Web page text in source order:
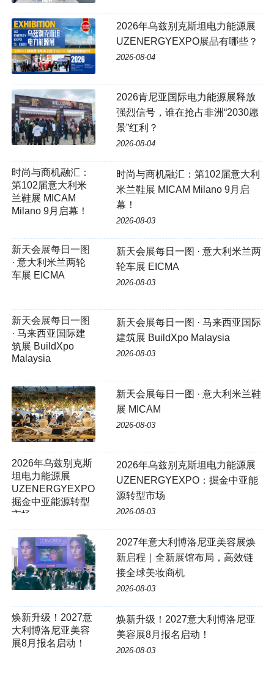
2026年乌兹别克斯坦电力能源展
UZENERGYEXPO展品有哪些？
2026-08-04
2026肯尼亚国际电力能源展释放
强烈信号，谁在抢占非洲“2030愿
景”红利？
2026-08-04
时尚与商机融汇：
第102届意大利米
兰鞋展 MICAM
Milano 9月启幕！
时尚与商机融汇：第102届意大利
米兰鞋展 MICAM Milano 9月启
幕！
2026-08-03
新天会展每日一图
· 意大利米兰两轮
车展 EICMA
新天会展每日一图 · 意大利米兰两
轮车展 EICMA
2026-08-03
新天会展每日一图
· 马来西亚国际建
筑展 BuildXpo
Malaysia
新天会展每日一图 · 马来西亚国际
建筑展 BuildXpo Malaysia
2026-08-03
新天会展每日一图 · 意大利米兰鞋
展 MICAM
2026-08-03
2026年乌兹别克斯坦电力能源展
UZENERGYEXPO：掘金中亚能
源转型市场
2026-08-03
2027年意大利博洛尼亚美容展焕
新启程｜全新展馆布局，高效链
接全球美妆商机
2026-08-03
焕新升级！2027意大利博洛尼亚
美容展8月报名启动！
2026-08-03